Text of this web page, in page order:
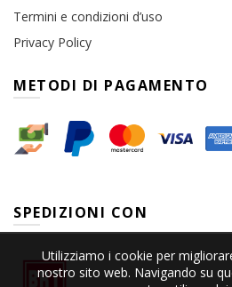
Termini e condizioni d’uso
Privacy Policy
METODI DI PAGAMENTO
SPEDIZIONI CON
Utilizziamo i cookie per
nostro sito web. Navigando su